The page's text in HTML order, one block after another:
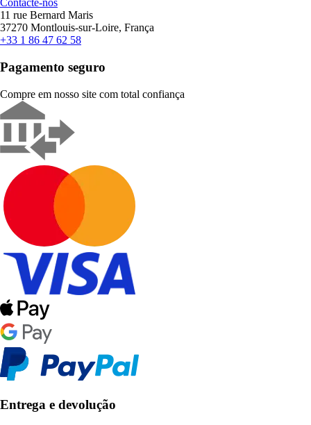
Contacte-nos
11 rue Bernard Maris
37270 Montlouis-sur-Loire, França
+33 1 86 47 62 58
Pagamento seguro
Compre em nosso site com total confiança
Entrega e devolução